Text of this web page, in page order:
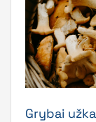
Grybai